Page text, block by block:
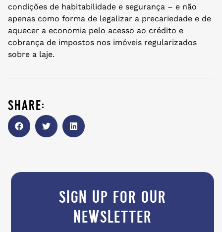
condições de habitabilidade e segurança – e não
apenas como forma de legalizar a precariedade e de
aquecer a economia pelo acesso ao crédito e
cobrança de impostos nos imóveis regularizados
sobre a laje.
share:
sign up for our
newsletter